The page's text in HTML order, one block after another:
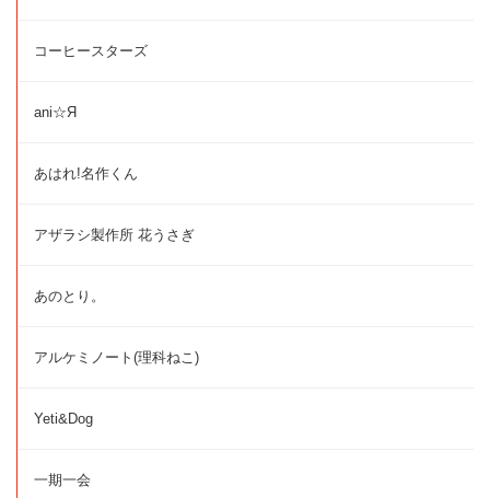
コーヒースターズ
ani☆Я
あはれ!名作くん
アザラシ製作所 花うさぎ
あのとり。
アルケミノート(理科ねこ)
Yeti&Dog
一期一会